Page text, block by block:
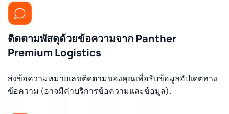
ติดตามพัสดุด้วยข้อความจาก Panther
Premium Logistics
ส่งข้อความหมายเลขติดตามของคุณเพื่อรับข้อมูลอัปเดตทาง
ข้อความ (อาจมีค่าบริการข้อความและข้อมูล).